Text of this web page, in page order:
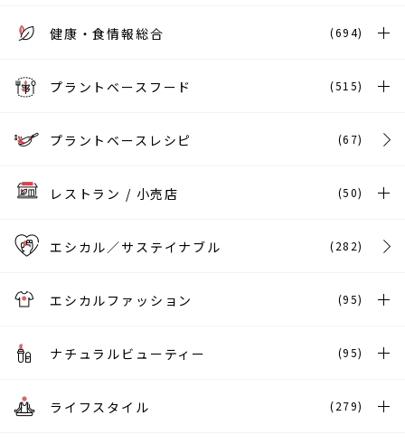
健康・食情報総合 (694)
プラントベースフード (515)
プラントベースレシピ (67)
レストラン / 小売店 (50)
エシカル／サステイナブル (282)
エシカルファッション (95)
ナチュラルビューティー (95)
ライフスタイル (279)